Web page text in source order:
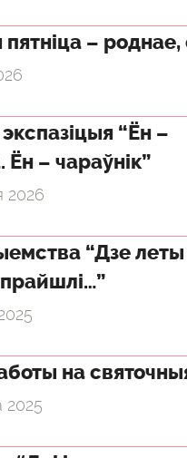
– роднае,
“Ён –
– чараўнік”
2026
“Дзе леты
на
2025